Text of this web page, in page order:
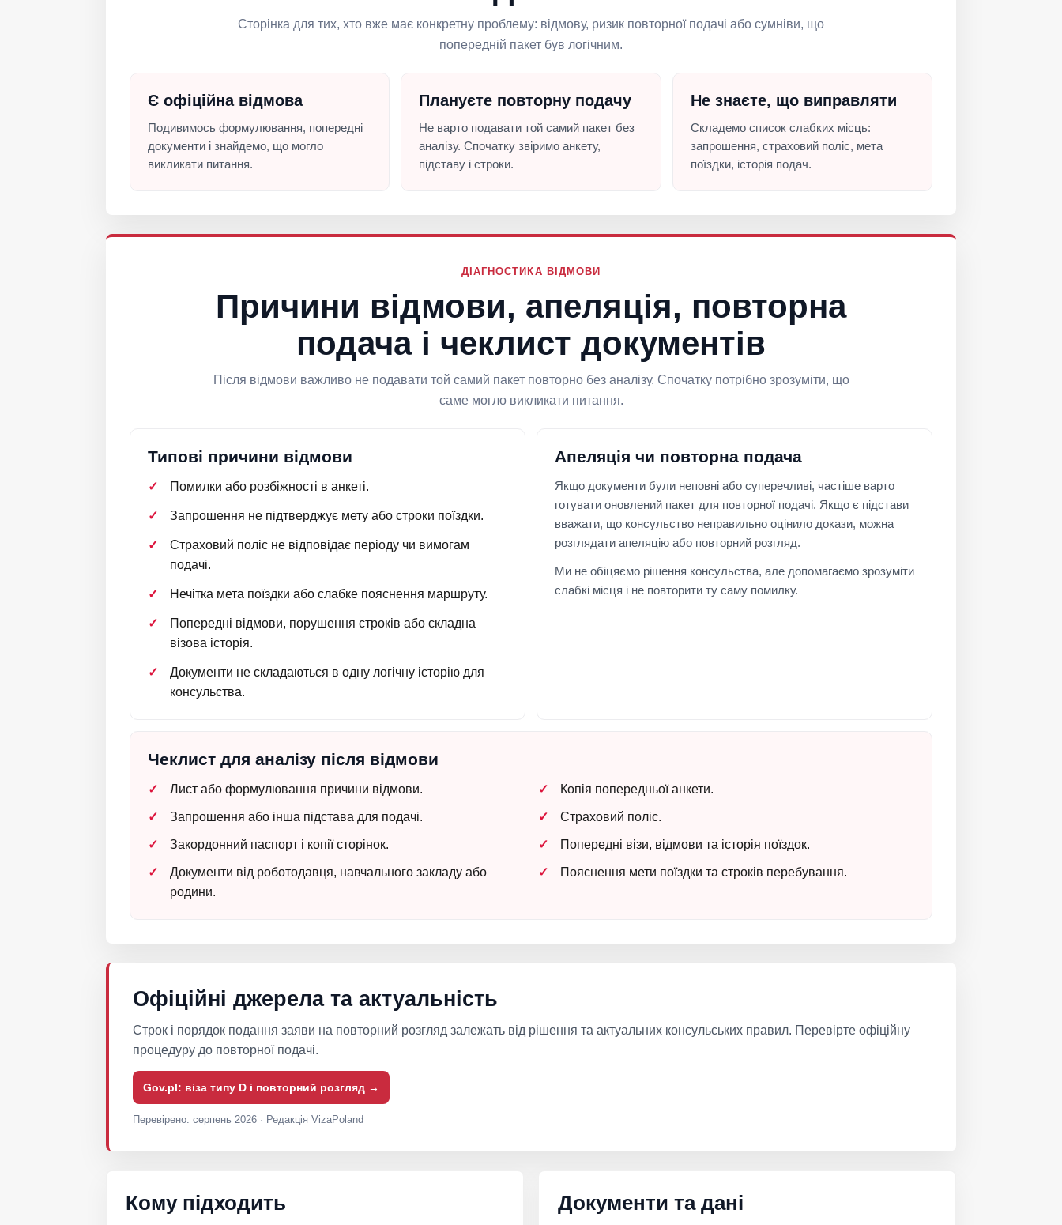
Сторінка для тих, хто вже має конкретну проблему: відмову, ризик повторної подачі або сумніви, що
попередній пакет був логічним.
Є офіційна відмова
Подивимось формулювання, попередні
документи і знайдемо, що могло
викликати питання.
Плануєте повторну подачу
Не варто подавати той самий пакет без
аналізу. Спочатку звіримо анкету,
підставу і строки.
Не знаєте, що виправляти
Складемо список слабких місць:
запрошення, страховий поліс, мета
поїздки, історія подач.
ДІАГНОСТИКА ВІДМОВИ
Причини відмови, апеляція, повторна
подача і чеклист документів
Після відмови важливо не подавати той самий пакет повторно без аналізу. Спочатку потрібно зрозуміти, що
саме могло викликати питання.
Типові причини відмови
Помилки або розбіжності в анкеті.
Запрошення не підтверджує мету або строки поїздки.
Страховий поліс не відповідає періоду чи вимогам
подачі.
Нечітка мета поїздки або слабке пояснення маршруту.
Попередні відмови, порушення строків або складна
візова історія.
Документи не складаються в одну логічну історію для
консульства.
Апеляція чи повторна подача
Якщо документи були неповні або суперечливі, частіше варто
готувати оновлений пакет для повторної подачі. Якщо є підстави
вважати, що консульство неправильно оцінило докази, можна
розглядати апеляцію або повторний розгляд.
Ми не обіцяємо рішення консульства, але допомагаємо зрозуміти
слабкі місця і не повторити ту саму помилку.
Чеклист для аналізу після відмови
Лист або формулювання причини відмови. Копія попередньої анкети.
Запрошення або інша підстава для подачі. Страховий поліс.
Закордонний паспорт і копії сторінок. Попередні візи, відмови та історія поїздок.
Документи від роботодавця, навчального закладу або
родини.
Пояснення мети поїздки та строків перебування.
Офіційні джерела та актуальність
Строк і порядок подання заяви на повторний розгляд залежать від рішення та актуальних консульських правил. Перевірте офіційну
процедуру до повторної подачі.
Gov.pl: віза типу D і повторний розгляд →
Перевірено: серпень 2026 · Редакція VizaPoland
Кому підходить Документи та дані